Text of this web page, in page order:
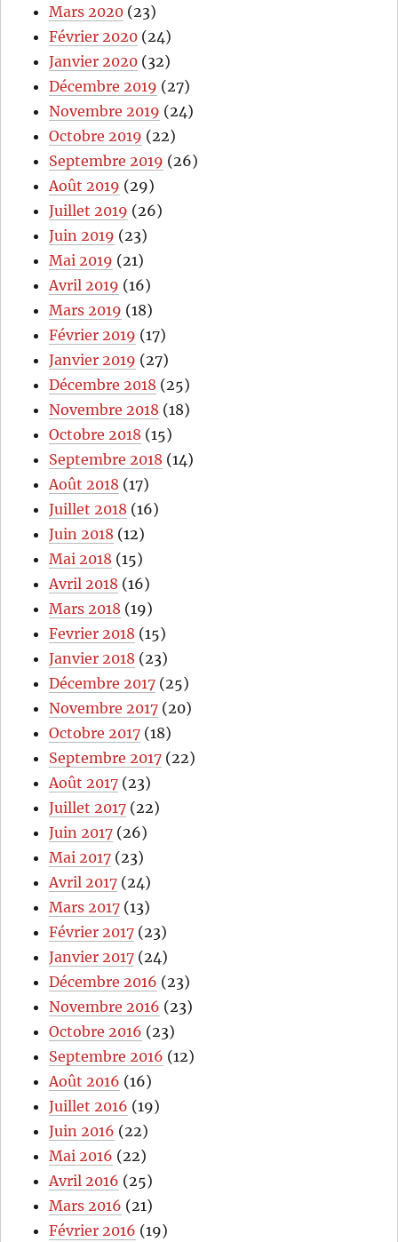
Mars 2020 (23)
Février 2020 (24)
Janvier 2020 (32)
Décembre 2019 (27)
Novembre 2019 (24)
Octobre 2019 (22)
Septembre 2019 (26)
Août 2019 (29)
Juillet 2019 (26)
Juin 2019 (23)
Mai 2019 (21)
Avril 2019 (16)
Mars 2019 (18)
Février 2019 (17)
Janvier 2019 (27)
Décembre 2018 (25)
Novembre 2018 (18)
Octobre 2018 (15)
Septembre 2018 (14)
Août 2018 (17)
Juillet 2018 (16)
Juin 2018 (12)
Mai 2018 (15)
Avril 2018 (16)
Mars 2018 (19)
Fevrier 2018 (15)
Janvier 2018 (23)
Décembre 2017 (25)
Novembre 2017 (20)
Octobre 2017 (18)
Septembre 2017 (22)
Août 2017 (23)
Juillet 2017 (22)
Juin 2017 (26)
Mai 2017 (23)
Avril 2017 (24)
Mars 2017 (13)
Février 2017 (23)
Janvier 2017 (24)
Décembre 2016 (23)
Novembre 2016 (23)
Octobre 2016 (23)
Septembre 2016 (12)
Août 2016 (16)
Juillet 2016 (19)
Juin 2016 (22)
Mai 2016 (22)
Avril 2016 (25)
Mars 2016 (21)
Février 2016 (19)